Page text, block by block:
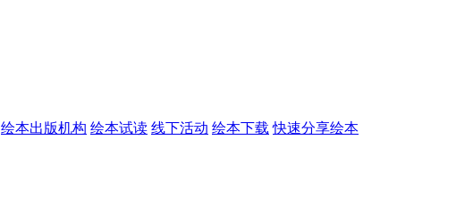
绘本出版机构 绘本试读 线下活动 绘本下载 快速分享绘本